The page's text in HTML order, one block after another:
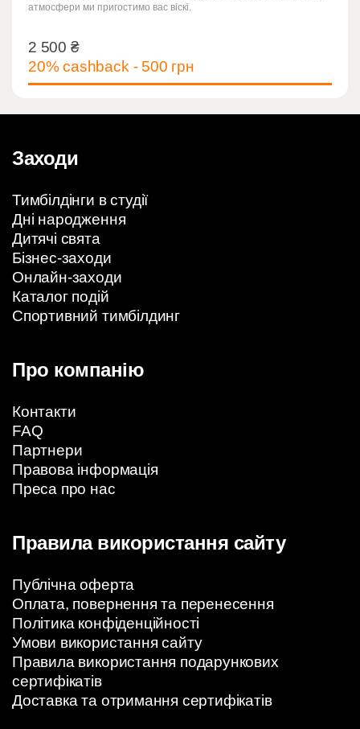
атмосфери ми пригостимо вас віскі.
2 500 ₴
20% cashback - 500 грн
2 500 ₴
Заходи
Тимбілдінги в студії
Дні народження
Дитячі свята
Бізнес-заходи
Онлайн-заходи
Каталог подій
Спортивний тимбілдинг
Про компанію
Контакти
FAQ
Партнери
Правова інформація
Преса про нас
Правила використання сайту
Публічна оферта
Оплата, повернення та перенесення
Політика конфіденційності
Умови використання сайту
Правила використання подарункових
сертифікатів
Доставка та отримання сертифікатів